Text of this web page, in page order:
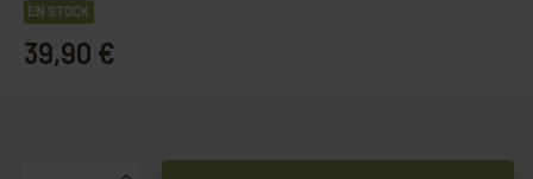
EN STOCK
39,90 €